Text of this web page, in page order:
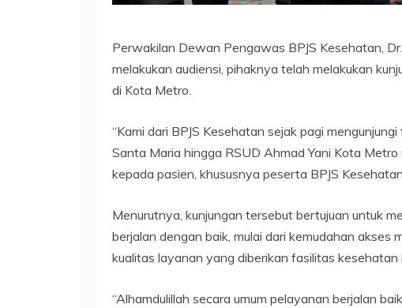
Perwakilan Dewan Pengawas BPJS Kesehatan,
melakukan audiensi, pihaknya telah melakukan
di Kota Metro.
“Kami dari BPJS Kesehatan sejak pagi
Santa Maria hingga RSUD Ahmad Yani Kota
kepada pasien, khususnya peserta BPJS
Menurutnya, kunjungan tersebut bertujuan untuk
berjalan dengan baik, mulai dari kemudahan
kualitas layanan yang diberikan fasilitas kesehatan
“Alhamdulillah secara umum pelayanan berjalan